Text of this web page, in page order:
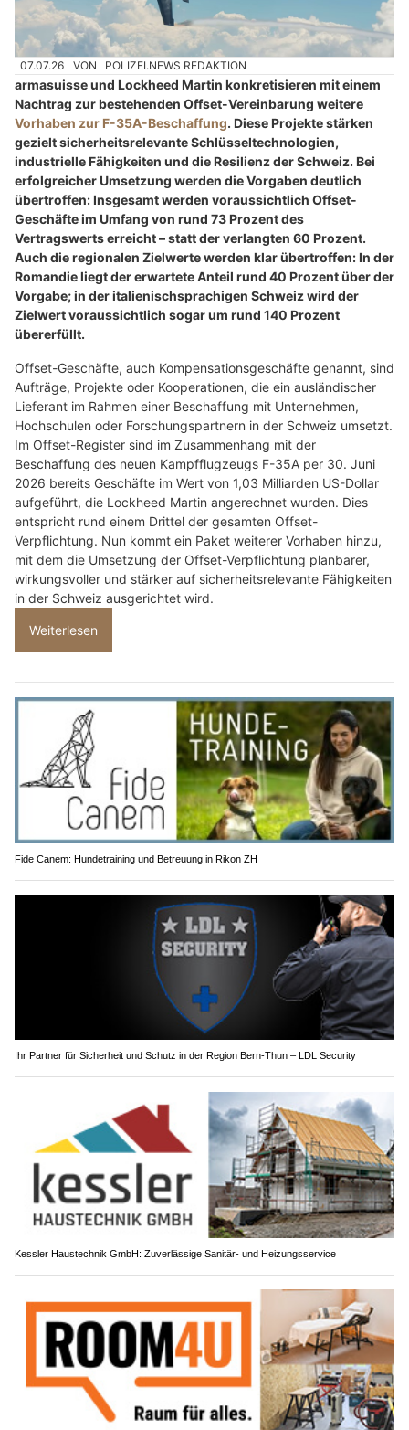
07.07.26 VON POLIZEI.NEWS REDAKTION
armasuisse und Lockheed Martin konkretisieren mit einem
Nachtrag zur bestehenden Offset-Vereinbarung weitere
Vorhaben zur F-35A-Beschaffung. Diese Projekte stärken
gezielt sicherheitsrelevante Schlüsseltechnologien,
industrielle Fähigkeiten und die Resilienz der Schweiz. Bei
erfolgreicher Umsetzung werden die Vorgaben deutlich
übertroffen: Insgesamt werden voraussichtlich Offset-
Geschäfte im Umfang von rund 73 Prozent des
Vertragswerts erreicht – statt der verlangten 60 Prozent.
Auch die regionalen Zielwerte werden klar übertroffen: In der
Romandie liegt der erwartete Anteil rund 40 Prozent über der
Vorgabe; in der italienischsprachigen Schweiz wird der
Zielwert voraussichtlich sogar um rund 140 Prozent
übererfüllt.
Offset-Geschäfte, auch Kompensationsgeschäfte genannt, sind
Aufträge, Projekte oder Kooperationen, die ein ausländischer
Lieferant im Rahmen einer Beschaffung mit Unternehmen,
Hochschulen oder Forschungspartnern in der Schweiz umsetzt.
Im Offset-Register sind im Zusammenhang mit der
Beschaffung des neuen Kampfflugzeugs F-35A per 30. Juni
2026 bereits Geschäfte im Wert von 1,03 Milliarden US-Dollar
aufgeführt, die Lockheed Martin angerechnet wurden. Dies
entspricht rund einem Drittel der gesamten Offset-
Verpflichtung. Nun kommt ein Paket weiterer Vorhaben hinzu,
mit dem die Umsetzung der Offset-Verpflichtung planbarer,
wirkungsvoller und stärker auf sicherheitsrelevante Fähigkeiten
in der Schweiz ausgerichtet wird.
Weiterlesen
Fide Canem: Hundetraining und Betreuung in Rikon ZH
Ihr Partner für Sicherheit und Schutz in der Region Bern-Thun – LDL Security
Kessler Haustechnik GmbH: Zuverlässige Sanitär- und Heizungsservice